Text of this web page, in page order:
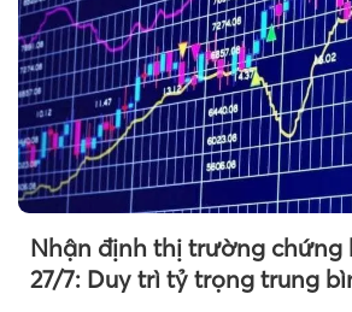
Nhận định thị trường chứng
27/7: Duy trì tỷ trọng trung